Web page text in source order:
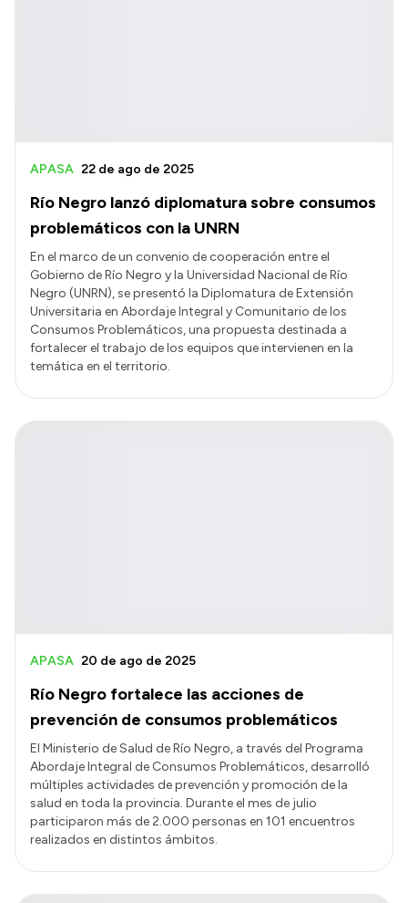
Río Negro lanzó diplomatura sobre consumos
problemáticos con la UNRN
APASA 22 de ago de 2025
En el marco de un convenio de cooperación entre el
Gobierno de Río Negro y la Universidad Nacional de Río
Negro (UNRN), se presentó la Diplomatura de Extensión
Universitaria en Abordaje Integral y Comunitario de los
Consumos Problemáticos, una propuesta destinada a
fortalecer el trabajo de los equipos que intervienen en la
temática en el territorio.
Río Negro fortalece las acciones de
prevención de consumos problemáticos
APASA 20 de ago de 2025
El Ministerio de Salud de Río Negro, a través del Programa
Abordaje Integral de Consumos Problemáticos, desarrolló
múltiples actividades de prevención y promoción de la
salud en toda la provincia. Durante el mes de julio
participaron más de 2.000 personas en 101 encuentros
realizados en distintos ámbitos.